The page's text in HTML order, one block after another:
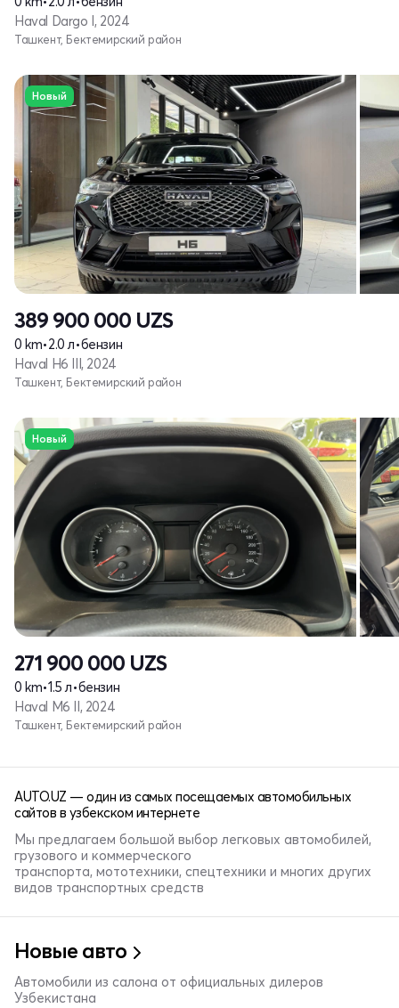
Haval Dargo I, 2024
Ташкент, Бектемирский район
Новый
389 900 000 UZS
0 km•2.0 л•бензин
Haval H6 III, 2024
Ташкент, Бектемирский район
Новый
271 900 000 UZS
0 km•1.5 л•бензин
Haval M6 II, 2024
Ташкент, Бектемирский район
AUTO.UZ — один из самых посещаемых автомобильных
сайтов в узбекском интернете
Мы предлагаем большой выбор легковых автомобилей,
грузового и коммерческого
транспорта, мототехники, спецтехники и многих других
видов транспортных средств
Новые авто
Автомобили из салона от официальных дилеров
Узбекистана